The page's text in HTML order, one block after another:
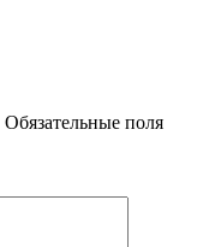
Обязательные поля